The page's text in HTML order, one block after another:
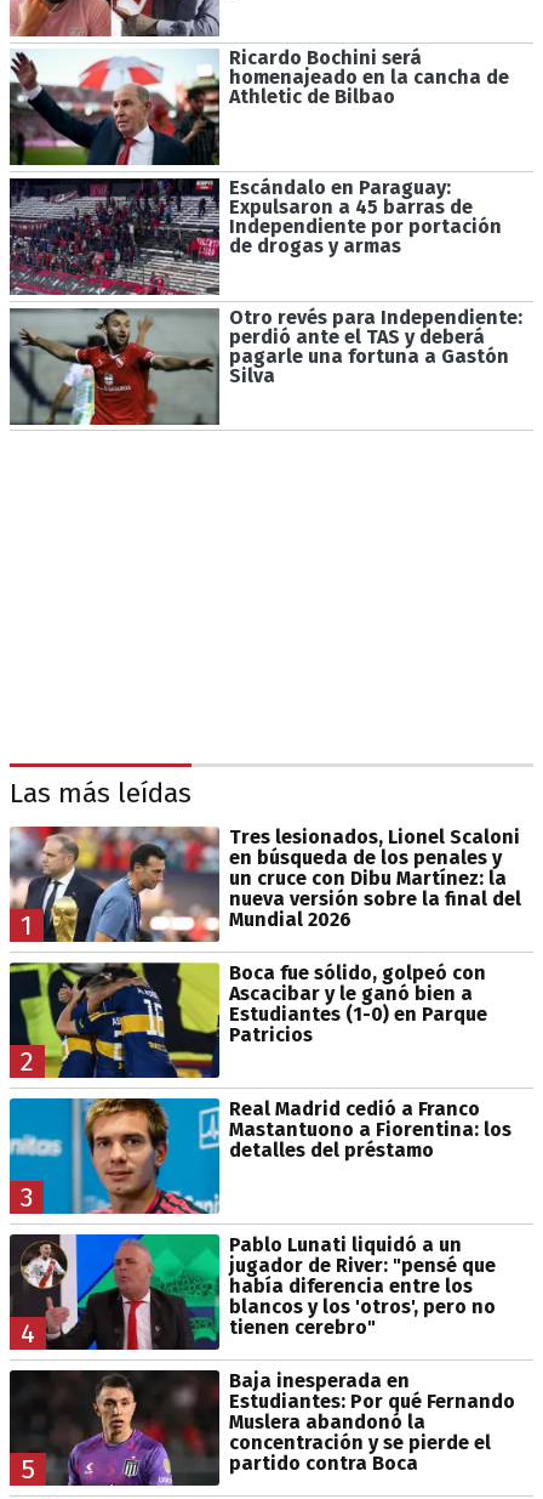
Ricardo Bochini será
homenajeado en la cancha de
Athletic de Bilbao
Escándalo en Paraguay:
Expulsaron a 45 barras de
Independiente por portación
de drogas y armas
Otro revés para Independiente:
perdió ante el TAS y deberá
pagarle una fortuna a Gastón
Silva
Las más leídas
1
Tres lesionados, Lionel Scaloni
en búsqueda de los penales y
un cruce con Dibu Martínez: la
nueva versión sobre la final del
Mundial 2026
2
Boca fue sólido, golpeó con
Ascacibar y le ganó bien a
Estudiantes (1-0) en Parque
Patricios
3
Real Madrid cedió a Franco
Mastantuono a Fiorentina: los
detalles del préstamo
4
Pablo Lunati liquidó a un
jugador de River: "pensé que
había diferencia entre los
blancos y los 'otros', pero no
tienen cerebro"
5
Baja inesperada en
Estudiantes: Por qué Fernando
Muslera abandonó la
concentración y se pierde el
partido contra Boca